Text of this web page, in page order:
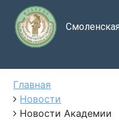
Главная
Новости
Новости Академии